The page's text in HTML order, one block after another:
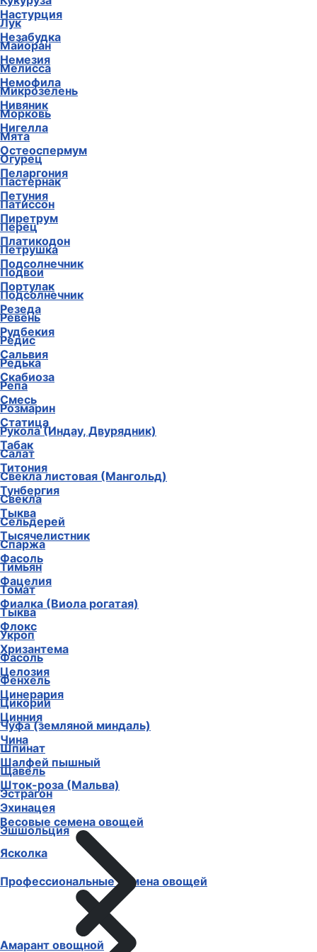
Настурция
Незабудка
Немезия
Немофила
Нивяник
Нигелла
Остеоспермум
Пеларгония
Петуния
Пиретрум
Платикодон
Подсолнечник
Портулак
Резеда
Рудбекия
Сальвия
Скабиоза
Смесь
Статица
Табак
Титония
Тунбергия
Тыква
Тысячелистник
Фасоль
Фацелия
Фиалка (Виола рогатая)
Флокс
Хризантема
Целозия
Цинерария
Цинния
Чина
Шалфей пышный
Шток-роза (Мальва)
Эхинацея
Эшшольция
Ясколка
Профессиональные семена овощей
Лук
Майоран
Мелисса
Микрозелень
Морковь
Мята
Огурец
Пастернак
Патиссон
Перец
Петрушка
Подвои
Подсолнечник
Ревень
Редис
Редька
Репа
Розмарин
Рукола (Индау, Двурядник)
Салат
Свекла листовая (Мангольд)
Свекла
Сельдерей
Спаржа
Тимьян
Томат
Тыква
Укроп
Фасоль
Фенхель
Цикорий
Чуфа (земляной миндаль)
Шпинат
Щавель
Эстрагон
Весовые семена овощей
Амарант овощной